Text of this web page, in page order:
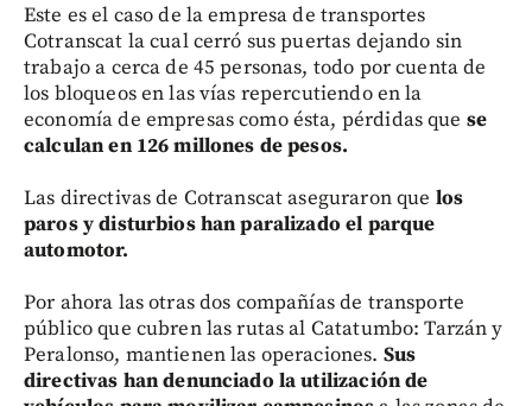
Este es el caso de la empresa de transportes
Cotranscat la cual cerró sus puertas dejando sin
trabajo a cerca de 45 personas, todo por cuenta de
los bloqueos en las vías repercutiendo en la
economía de empresas como ésta, pérdidas que se
calculan en 126 millones de pesos.
Las directivas de Cotranscat aseguraron que los
paros y disturbios han paralizado el parque
automotor.
Por ahora las otras dos compañías de transporte
público que cubren las rutas al Catatumbo: Tarzán y
Peralonso, mantienen las operaciones. Sus
directivas han denunciado la utilización de